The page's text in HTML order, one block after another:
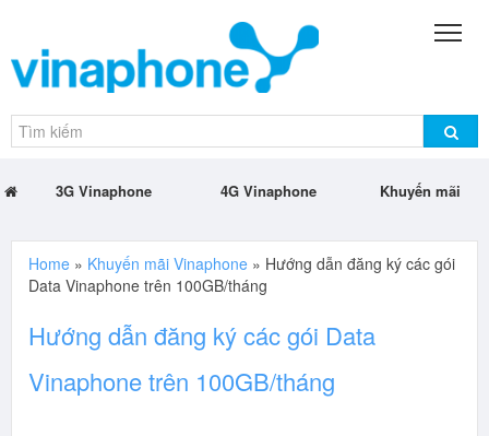
3G Vinaphone 4G Vinaphone Khuyến mãi
Home » Khuyến mãi Vinaphone » Hướng dẫn đăng ký các gói
Data Vinaphone trên 100GB/tháng
Hướng dẫn đăng ký các gói Data
Vinaphone trên 100GB/tháng